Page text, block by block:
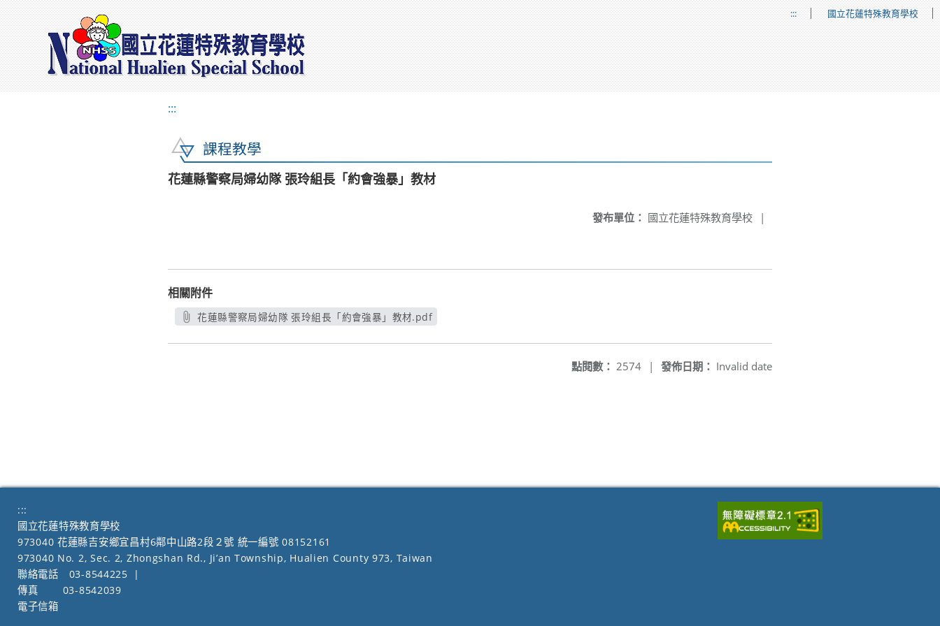
::: 國立花蓮特殊教育學校
:::
課程教學
花蓮縣警察局婦幼隊 張玲組長「約會強暴」教材
發布單位： 國立花蓮特殊教育學校 |
相關附件
花蓮縣警察局婦幼隊 張玲組長「約會強暴」教材.pdf
發佈日期： Invalid date
點閱數： 2574 |
:::
國立花蓮特殊教育學校
973040 花蓮縣吉安鄉宜昌村6鄰中山路2段２號 統一編號 08152161
973040 No. 2, Sec. 2, Zhongshan Rd., Ji’an Township, Hualien County 973, Taiwan
聯絡電話
03-8544225
|
傳真
03-8542039
電子信箱